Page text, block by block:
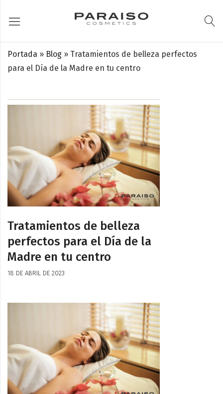
Portada » Blog » Tratamientos de belleza perfectos
para el Día de la Madre en tu centro
Tratamientos de belleza
perfectos para el Día de la
Madre en tu centro
18 DE ABRIL DE 2023